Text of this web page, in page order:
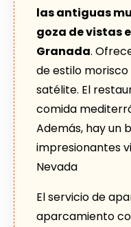
las antiguas
goza de vistas
Granada.
de estilo
satélite. El
comida
Además, hay un
impresionantes
Nevada
El servicio de
aparcamiento